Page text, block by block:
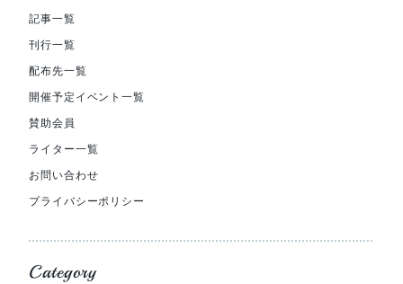
記事一覧
刊行一覧
配布先一覧
開催予定イベント一覧
賛助会員
ライター一覧
お問い合わせ
プライバシーポリシー
Category